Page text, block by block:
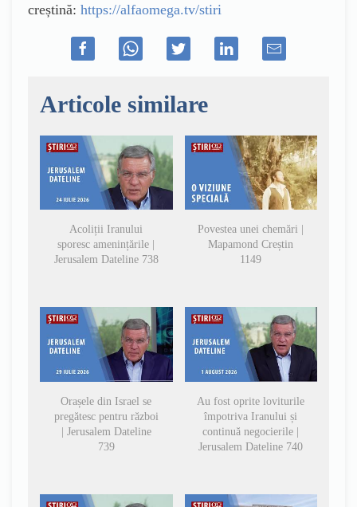
creștină: https://alfaomega.tv/stiri
Articole similare
Acoliții Iranului
sporesc amenințările |
Jerusalem Dateline 738
Povestea unei chemări |
Mapamond Creștin
1149
Orașele din Israel se
pregătesc pentru război
| Jerusalem Dateline
739
Au fost oprite loviturile
împotriva Iranului și
continuă negocierile |
Jerusalem Dateline 740